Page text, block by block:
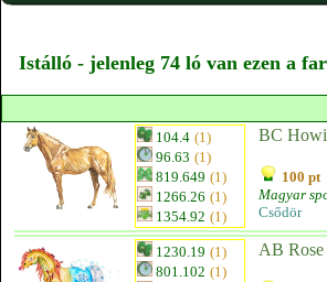
Istálló - jelenleg 74 ló van ezen a
104.4 (1)
96.63 (1)
819.649 (1)
1266.26 (1)
1354.92 (1)
BC
100 pt
Magyar
Csődör
1230.19 (1)
801.102 (1)
AB Rose